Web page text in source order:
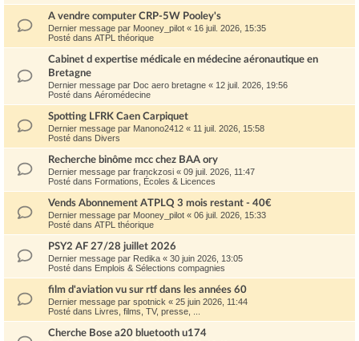
A vendre computer CRP-5W Pooley's
Dernier message par Mooney_pilot « 16 juil. 2026, 15:35
Posté dans ATPL théorique
Cabinet d expertise médicale en médecine aéronautique en
Bretagne
Dernier message par Doc aero bretagne « 12 juil. 2026, 19:56
Posté dans Aéromédecine
Spotting LFRK Caen Carpiquet
Dernier message par Manono2412 « 11 juil. 2026, 15:58
Posté dans Divers
Recherche binôme mcc chez BAA ory
Dernier message par franckzosi « 09 juil. 2026, 11:47
Posté dans Formations, Écoles & Licences
Vends Abonnement ATPLQ 3 mois restant - 40€
Dernier message par Mooney_pilot « 06 juil. 2026, 15:33
Posté dans ATPL théorique
PSY2 AF 27/28 juillet 2026
Dernier message par Redika « 30 juin 2026, 13:05
Posté dans Emplois & Sélections compagnies
film d'aviation vu sur rtf dans les années 60
Dernier message par spotnick « 25 juin 2026, 11:44
Posté dans Livres, films, TV, presse, ...
Cherche Bose a20 bluetooth u174